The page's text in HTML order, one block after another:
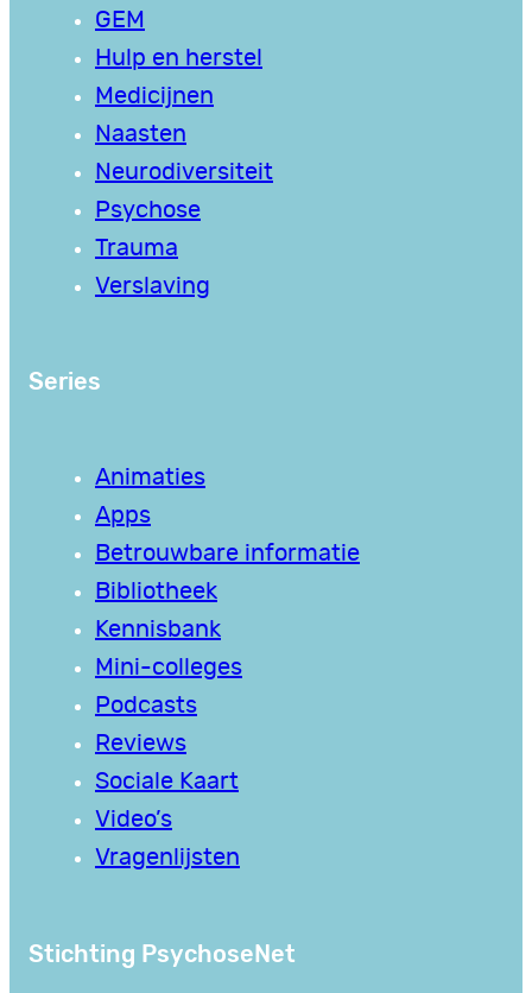
GEM
Hulp en herstel
Medicijnen
Naasten
Neurodiversiteit
Psychose
Trauma
Verslaving
Series
Animaties
Apps
Betrouwbare informatie
Bibliotheek
Kennisbank
Mini-colleges
Podcasts
Reviews
Sociale Kaart
Video’s
Vragenlijsten
Stichting PsychoseNet